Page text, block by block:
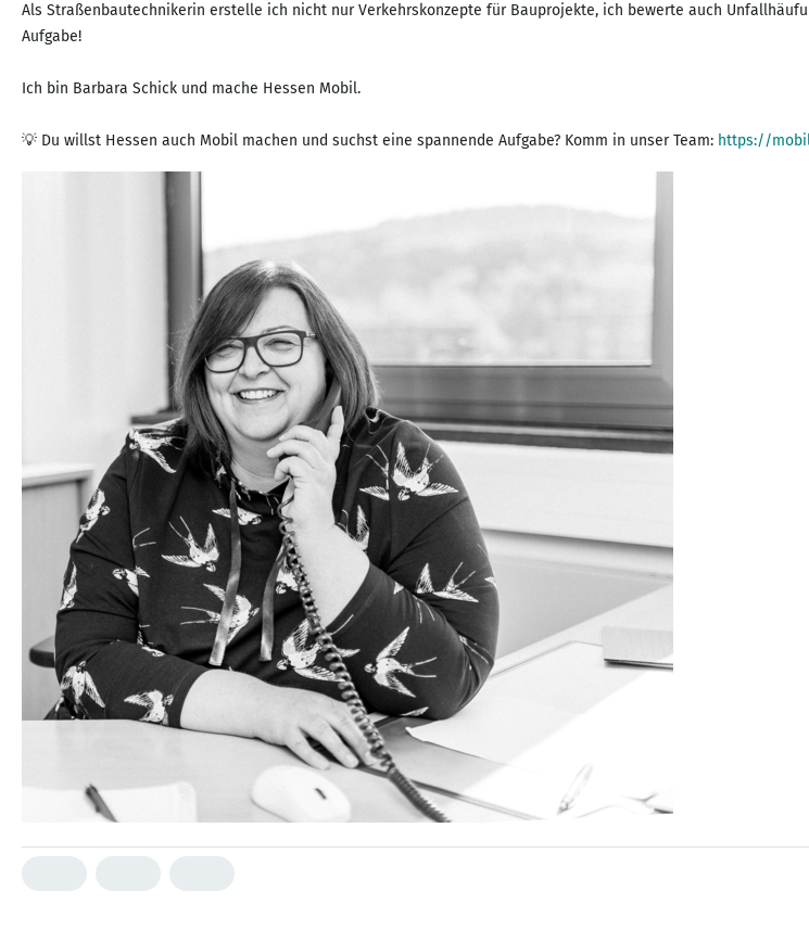
Als Straßenbautechnikerin erstelle ich nicht nur Verkehrskonzepte für Bauprojekte, ich bewerte auch
Aufgabe!
Ich bin Barbara Schick und mache Hessen Mobil.
💡 Du willst Hessen auch Mobil machen und suchst eine spannende Aufgabe? Komm in unser Team: https://